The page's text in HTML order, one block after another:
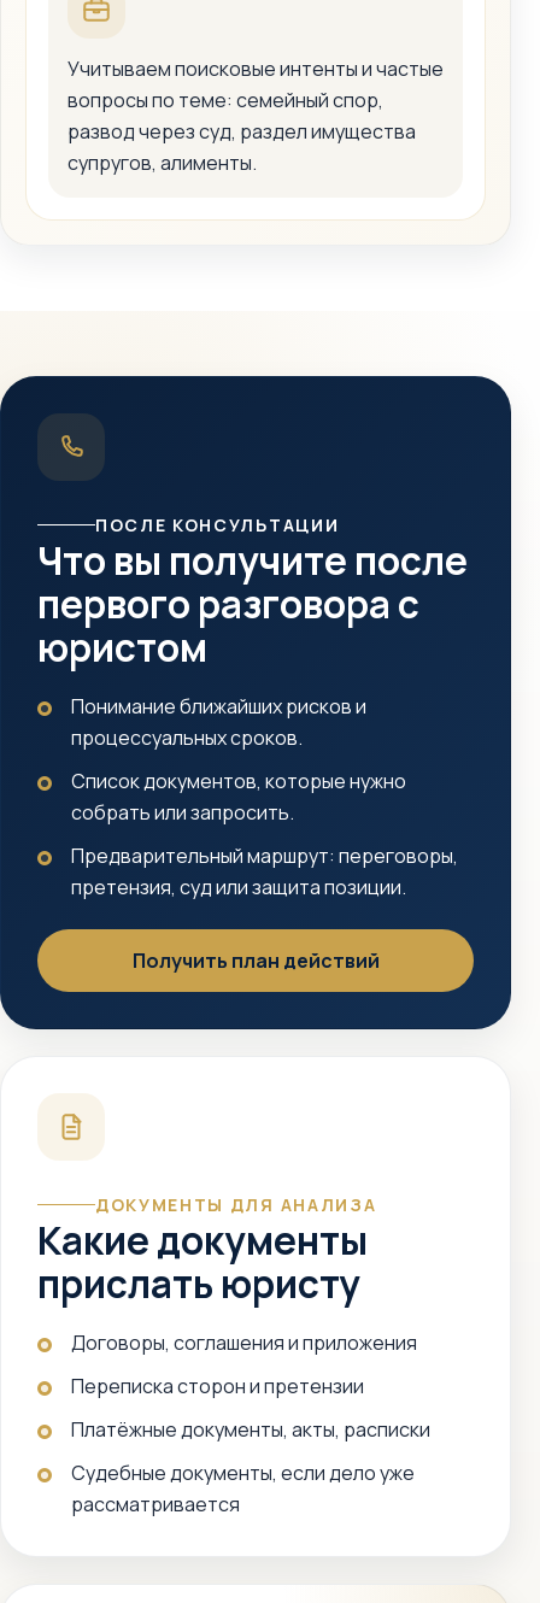
Учитываем поисковые интенты и частые
вопросы по теме: семейный спор,
развод через суд, раздел имущества
супругов, алименты.
ПОСЛЕ КОНСУЛЬТАЦИИ
Что вы получите после
первого разговора с
юристом
Понимание ближайших рисков и
процессуальных сроков.
Список документов, которые нужно
собрать или запросить.
Предварительный маршрут: переговоры,
претензия, суд или защита позиции.
Получить план действий
ДОКУМЕНТЫ ДЛЯ АНАЛИЗА
Какие документы
прислать юристу
Договоры, соглашения и приложения
Переписка сторон и претензии
Платёжные документы, акты, расписки
Судебные документы, если дело уже
рассматривается